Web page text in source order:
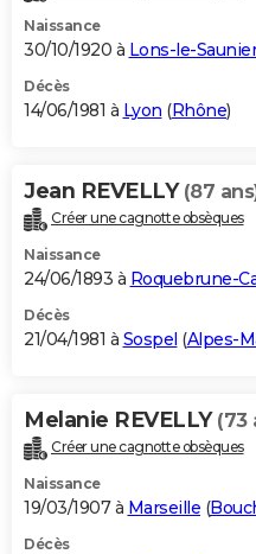
Naissance
30/10/1920 à Lons-le-Saunier
Décès
14/06/1981 à Lyon (Rhône)
Jean REVELLY (87
Créer une cagnotte obsèques
Naissance
24/06/1893 à Roquebrune-
Décès
21/04/1981 à Sospel (Alpes-
Melanie REVELLY (73
Créer une cagnotte obsèques
Naissance
19/03/1907 à Marseille (
Décès